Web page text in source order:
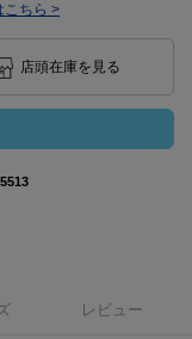
こちら >
店頭在庫を見る
レビュー